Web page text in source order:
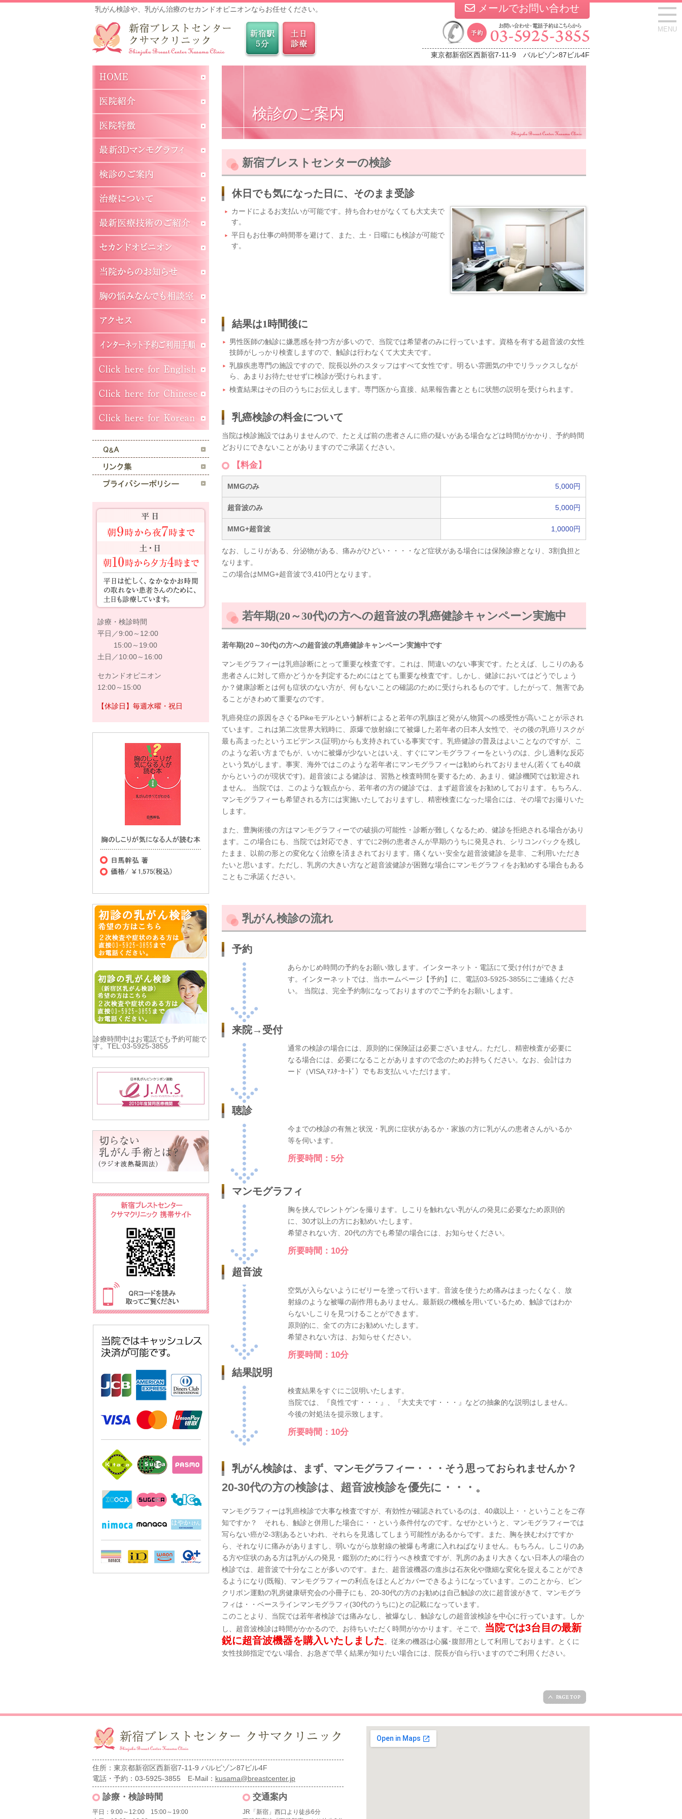
乳がん検診や、乳がん治療のセカンドオピニオンならお任せください。 メールでお問い合わせ
東京都新宿区西新宿7-11-9 バルビゾン87ビル4F
MENU
診療・検診時間
平日／9:00～12:00
15:00～19:00
土日／10:00～16:00
セカンドオピニオン
12:00～15:00
【休診日】毎週水曜・祝日
診療時間中はお電話でも予約可能で
す。TEL:03-5925-3855
検診のご案内
新宿ブレストセンターの検診
休日でも気になった日に、そのまま受診
カードによるお支払いが可能です。持ち合わせがなくても大丈夫で
す。
平日もお仕事の時間帯を避けて、また、土・日曜にも検診が可能で
す。
結果は1時間後に
男性医師の触診に嫌悪感を持つ方が多いので、当院では希望者のみに行っています。資格を有する超音波の女性
技師がしっかり検査しますので、触診は行わなくて大丈夫です。
乳腺疾患専門の施設ですので、院長以外のスタッフはすべて女性です。明るい雰囲気の中でリラックスしなが
ら、あまりお待たせせずに検診が受けられます。
検査結果はその日のうちにお伝えします。専門医から直接、結果報告書とともに状態の説明を受けられます。
乳癌検診の料金について
当院は検診施設ではありませんので、たとえば前の患者さんに癌の疑いがある場合などは時間がかかり、予約時間
どおりにできないことがありますのでご承諾ください。
【料金】
MMGのみ 5,000円
超音波のみ 5,000円
MMG+超音波 1,0000円
なお、しこりがある、分泌物がある、痛みがひどい・・・・など症状がある場合には保険診療となり、3割負担と
なります。
この場合はMMG+超音波で3,410円となります。
若年期(20～30代)の方への超音波の乳癌健診キャンペーン実施中
若年期(20～30代)の方への超音波の乳癌健診キャンペーン実施中です
マンモグラフィーは乳癌診断にとって重要な検査です。これは、間違いのない事実です。たとえば、しこりのある
患者さんに対して癌かどうかを判定するためにはとても重要な検査です。しかし、健診においてはどうでしょう
か？健康診断とは何も症状のない方が、何もないことの確認のために受けられるものです。したがって、無害であ
ることがきわめて重要なのです。
乳癌発症の原因をさぐるPikeモデルという解析によると若年の乳腺ほど発がん物質への感受性が高いことが示され
ています。これは第二次世界大戦時に、原爆で放射線にて被爆した若年者の日本人女性で、その後の乳癌リスクが
最も高まったというエビデンス(証明)からも支持されている事実です。乳癌健診の普及はよいことなのですが、こ
のような若い方までもが、いかに被爆が少ないとはいえ、すぐにマンモグラフィーをというのは、少し過剰な反応
という気がします。事実、海外ではこのような若年者にマンモグラフィーは勧められておりません(若くても40歳
からというのが現状です)。超音波による健診は、習熟と検査時間を要するため、あまり、健診機関では歓迎され
ません。 当院では、このような観点から、若年者の方の健診では、まず超音波をお勧めしております。もちろん、
マンモグラフィーも希望される方には実施いたしておりますし、精密検査になった場合には、その場でお撮りいた
します。
また、豊胸術後の方はマンモグラフィーでの破損の可能性・診断が難しくなるため、健診を拒絶される場合があり
ます。この場合にも、当院では対応でき、すでに2例の患者さんが早期のうちに発見され、シリコンバックを残し
たまま、以前の形との変化なく治療を済まされております。痛くない･安全な超音波健診を是非、ご利用いただき
たいと思います。ただし、乳房の大きい方など超音波健診が困難な場合にマンモグラフィをお勧めする場合もある
こともご承諾ください。
乳がん検診の流れ
予約
あらかじめ時間の予約をお願い致します。インターネット・電話にて受け付けができま
す。インターネットでは、当ホームページ【予約】に、電話03-5925-3855にご連絡くださ
い。 当院は、完全予約制になっておりますのでご予約をお願いします。
来院→受付
通常の検診の場合には、原則的に保険証は必要ございません。ただし、精密検査が必要に
なる場合には、必要になることがありますので念のためお持ちください。なお、会計はカ
ード（VISA,ﾏｽﾀｰｶｰﾄﾞ）でもお支払いいただけます。
聴診
今までの検診の有無と状況・乳房に症状があるか・家族の方に乳がんの患者さんがいるか
等を伺います。
所要時間：5分
マンモグラフィ
胸を挟んでレントゲンを撮ります。しこりを触れない乳がんの発見に必要なため原則的
に、30才以上の方にお勧めいたします。
希望されない方、20代の方でも希望の場合には、お知らせください。
所要時間：10分
超音波
空気が入らないようにゼリーを塗って行います。音波を使うため痛みはまったくなく、放
射線のような被曝の副作用もありません。最新鋭の機械を用いているため、触診ではわか
らないしこりを見つけることができます。
原則的に、全ての方にお勧めいたします。
希望されない方は、お知らせください。
所要時間：10分
結果説明
検査結果をすぐにご説明いたします。
当院では、『良性です・・・』、『大丈夫です・・・』などの抽象的な説明はしません。
今後の対処法を提示致します。
所要時間：10分
乳がん検診は、まず、マンモグラフィー・・・そう思っておられませんか？
20-30代の方の検診は、超音波検診を優先に・・・。
マンモグラフィーは乳癌検診で大事な検査ですが、有効性が確認されているのは、40歳以上・・ということをご存
知ですか？ それも、触診と併用した場合に・・という条件付なのです。なぜかというと、マンモグラフィーでは
写らない癌が2-3割あるといわれ、それらを見逃してしまう可能性があるからです。また、胸を挟むわけですか
ら、それなりに痛みがありますし、弱いながら放射線の被爆も考慮に入れねばなりません。もちろん。しこりのあ
る方や症状のある方は乳がんの発見・鑑別のために行うべき検査ですが、乳房のあまり大きくない日本人の場合の
検診では、超音波で十分なことが多いのです。また、超音波機器の進歩は石灰化や微細な変化を捉えることができ
るようになり(既報)、マンモグラフィーの利点をほとんどカバーできるようになっています。このことから、ピン
クリボン運動の乳房健康研究会の小冊子にも、20-30代の方のお勧めは自己触診の次に超音波がきて、マンモグラ
フィは・・ ベースラインマンモグラフィ(30代のうちに)との記載になっています。
このことより、当院では若年者検診では痛みなし、被爆なし、触診なしの超音波検診を中心に行っています。しか
し、超音波検診は時間がかかるので、お待ちいただく時間がかかります。そこで、
当院では3台目の最新
鋭に超音波機器を購入いたしました。 従来の機器は心臓･腹部用として利用しております。とくに
女性技師指定でない場合、お急ぎで早く結果が知りたい場合には、院長が自ら行いますのでご利用ください。
住所：東京都新宿区西新宿7-11-9 バルビゾン87ビル4F
電話・予約：03-5925-3855 E-Mail： kusama@breastcenter.jp
診療・検診時間
平日：9:00～12:00 15:00～19:00
交通案内
JR「新宿」西口より徒歩6分